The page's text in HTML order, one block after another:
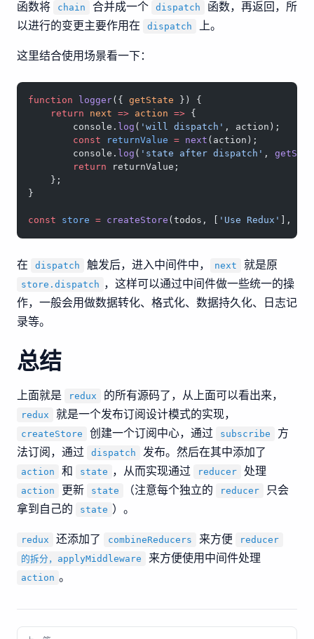
函数将 chain 合并成一个 dispatch
函数，再返回，所
以进行的变更主要作用在
dispatch 上。
这里结合使用场景看一下：
function logger({ getState }) {
    return
next => action => {
        console.
log ( 'will dispatch' , action);
        const
returnValue = next (action);
        console.
log ( 'state after dispatch' ,
        return
returnValue;
    };
}
const store = createStore (todos, [ 'Use Redux' ],
在 dispatch 触发后，进入中间件中， next 就是原
store.dispatch ，这样可以通过中间件做一些统一的操
作，一般会用做数据转化、格式化、数据持久化、日志记
录等。
总结
上面就是 redux 的所有源码了，从上面可以看出来，
redux 就是一个发布订阅设计模式的实现，
createStore 创建一个订阅中心，通过 subscribe
方
法订阅，通过
dispatch 发布。然后在其中添加了
action 和 state ，从而实现通过 reducer 处理
action 更新 state （注意每个独立的 reducer
只会
拿到自己的
state ）。
redux 还添加了 combineReducers 来方便
reducer
的拆分，applyMiddleware
来方便使用中间件处理
action 。